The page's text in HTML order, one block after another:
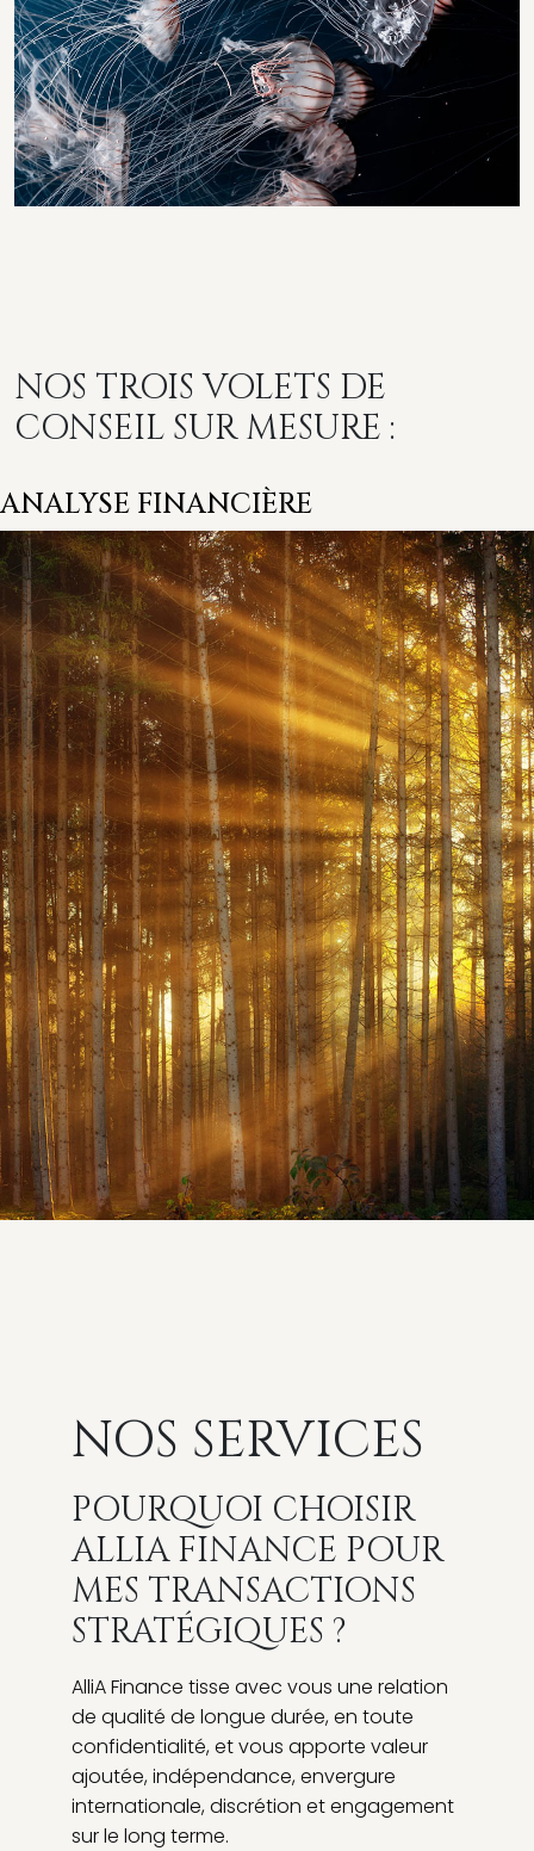
NOS TROIS VOLETS DE
CONSEIL SUR MESURE :
ANALYSE FINANCIÈRE
indépendante pour valider les décisions
stratégiques :
Sélection d’une cible
Evaluation d’un partenaire
Faisabilité d'une cession de filiale ou
choix d’une banque d'affaires
NOS SERVICES
POURQUOI CHOISIR
ALLIA FINANCE POUR
MES TRANSACTIONS
STRATÉGIQUES ?
AlliA Finance tisse avec vous une relation
de qualité de longue durée, en toute
confidentialité, et vous apporte valeur
ajoutée, indépendance, envergure
internationale, discrétion et engagement
sur le long terme.